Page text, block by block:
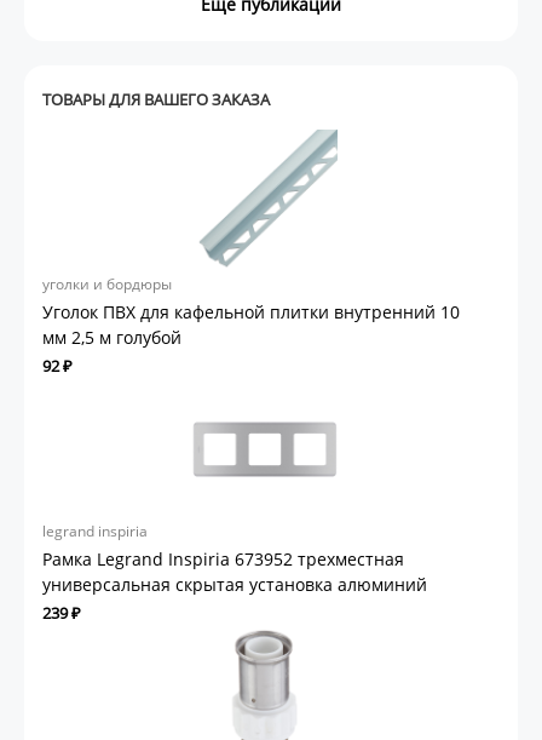
ТОВАРЫ ДЛЯ ВАШЕГО ЗАКАЗА
уголки и бордюры
Уголок ПВХ для кафельной плитки внутренний 10
мм 2,5 м голубой
92 ₽
legrand inspiria
Рамка Legrand Inspiria 673952 трехместная
универсальная скрытая установка алюминий
239 ₽